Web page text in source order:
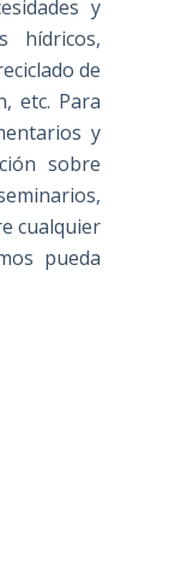
y
hídricos,
de
etc. Para
y
sobre
cualquier
pueda